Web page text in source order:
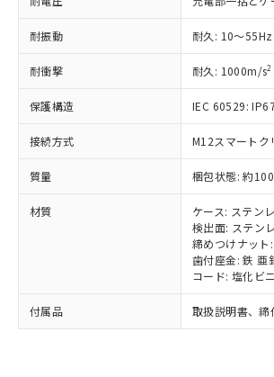
耐振動 耐久: 10～
耐衝撃 耐久: 1000m/s2
保護構造 IEC 60529:
接続方式 M12スマート
質量 梱包状態: 約
材質
ケース: ステン
検出面: ステン
締めつけナッ
歯付座金: 鉄 亜
コード: 塩化ビ
付属品 取扱説明書、締
タに基づき作成されるもの
覧された時点での実際の在
準価格とは異なる場合があ
了承ください。
様のお取引先、またはお客様
ムロン制御機器販売店・当
オムロン制御機器販売店や当
販売ネットワーク
在庫状況および標準価格結
事前の承諾なく第三者に漏
示しないようお願いします。
マイパーツ機能（部品リス
ビス）をご利用いただくに
ミウム(Cd) 100ppm以下、
六価クロム(Cr(Ⅵ)) 1000ppm以下、ポリ臭
類(PBB) 1000ppm以下、ポリ臭化ジフェニ
(PBDE) 1000ppm以下、フタル酸ビス(2-エ
ル) (DEHP)(別名：DOP) 1000ppm以下、
ルベンジル（BBP） 1000ppm以下、フタル
（DBP） 1000ppm以下、フタル酸ジイ
(DIBP) 1000ppm以下
但し、RoHS指令で産業用監視および制御
フタル酸エステル類の４物質については閾
部品在庫の切り替え状況などによ
月が前後することがあります。
*中国RoHS10物質の基準値 (GB/T26572)：
Pb(鉛) :1000ppm、 Hg(水銀) : 1000ppm、
Cr(Ⅵ)(六価クロム) : 1000ppm、 PBBs(ポ
ニル類) : 1000ppm、 PBDEs(ポリ臭化ジフ
DBP(フタル酸ジブチル) : 1000ppm、 DIBP(
イソブチル) : 1000ppm、 BBP(フタル酸ブ
ル) : 1000ppm、
DEHP(フタル酸ビス(2-エチルヘキシル)) :
※2 環境保護使用期限
「ｅ」：有害物質（10物質）のす
準値以下であることを示します。
「10」：通常の使用状況下におい
質が外部に漏えいし、環境に深
及ぼさない年数を意味します。
「－」：未確認です。当社販売部
または国外への提供する場
国政府の輸出許可(または役
可)を取得するなどの必要な
当社は規制貨物を破棄する
全に破砕するなど、違法に輸
いよう必要な手段を講じま
当社は貴社製品を、核兵器
ル、化学兵器、生物兵器また
武器並びにこれらの製造装置
使用いたしません。
当社は、貴社製品を第三者
場合は、上記1、2および3
該第三者に通知します。また
販売先および販売に係わる
法に輸出するおそれがある
り引きをいたしません。
一定数以上の在庫あり
一定数には満たないが
在庫なし(最新の在庫状
いては、お客様のお取引
たはお客様担当のオム
機器販売店・当社販売
認ください)
受注生産機種、また在庫
情報を公開していない